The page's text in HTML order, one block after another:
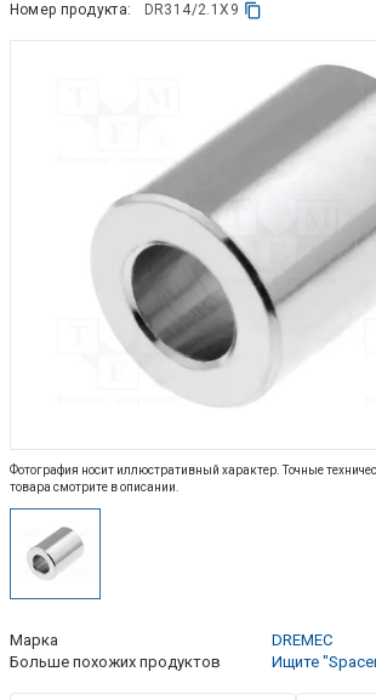
Номер продукта: DR314/2.1X9
Фотография носит иллюстративный характер. Точные
товара смотрите в описании.
Марка
DREMEC
Больше похожих продуктов
Ищите